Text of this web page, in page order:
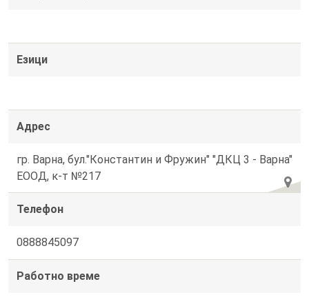
Езици
Адрес
гр. Варна, бул."Константин и Фружин" "ДКЦ 3 - Варна"
ЕООД, к-т №217
Телефон
0888845097
Работно време